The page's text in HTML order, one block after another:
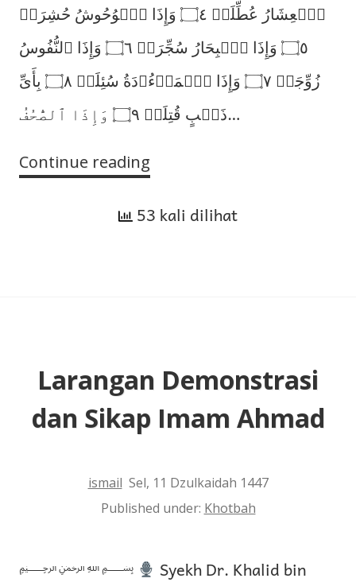
ٱلۡعِشَارُ عُطِّلَتۡ ۝٤ وَإِذَا ٱلۡوُحُوشُ حُشِرَتۡ
۝٥ وَإِذَا ٱلۡبِحَارُ سُجِّرَتۡ ۝٦ وَإِذَا ٱلنُّفُوسُ
زُوِّجَتۡ ۝٧ وَإِذَا ٱلۡمَوۡءُۥدَةُ سُئِلَتۡ ۝٨ بِأَىِّ
ذَنۢبٍ قُتِلَتۡ ۝٩ وَإِذَا ٱلصُّحُفُ…
Continue reading
At-
53 kali dilihat
Larangan Demonstrasi
dan Sikap Imam Ahmad
ismail Sel, 11 Dzulkaidah 1447
Published under: Khotbah
﷽
Syekh Dr. Khalid bin